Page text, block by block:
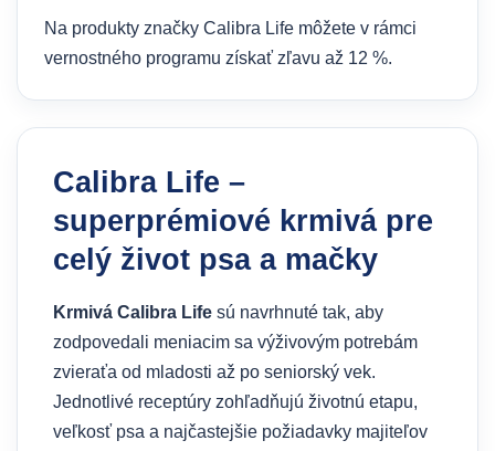
Na produkty značky Calibra Life môžete v rámci
vernostného programu získať zľavu až 12 %.
Calibra Life –
superprémiové krmivá pre
celý život psa a mačky
Krmivá Calibra Life sú navrhnuté tak, aby
zodpovedali meniacim sa výživovým potrebám
zvieraťa od mladosti až po seniorský vek.
Jednotlivé receptúry zohľadňujú životnú etapu,
veľkosť psa a najčastejšie požiadavky majiteľov